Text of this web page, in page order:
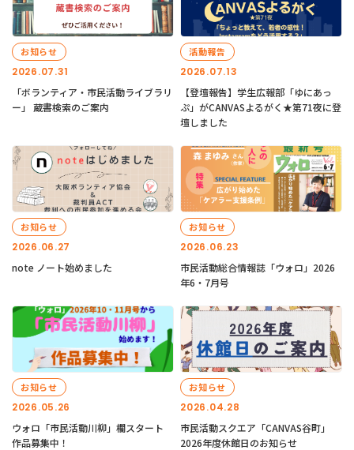
2026.07.31
お知らせ
「ボランティア・市民活動ライブラリ
ー」 蔵書検索のご案内
2026.07.13
活動報告
【登壇報告】学生広報部「ゆにあっ
ぷ」がCANVASよるがく★第71夜に登
壇しました
2026.06.27
お知らせ
note ノート始めました
2026.06.23
お知らせ
市民活動総合情報誌「ウォロ」2026
年6・7月号
2026.05.26
お知らせ
ウォロ「市民活動川柳」欄スタート
作品募集中！
2026.04.28
お知らせ
市民活動スクエア「CANVAS谷町」
2026年度休館日のお知らせ